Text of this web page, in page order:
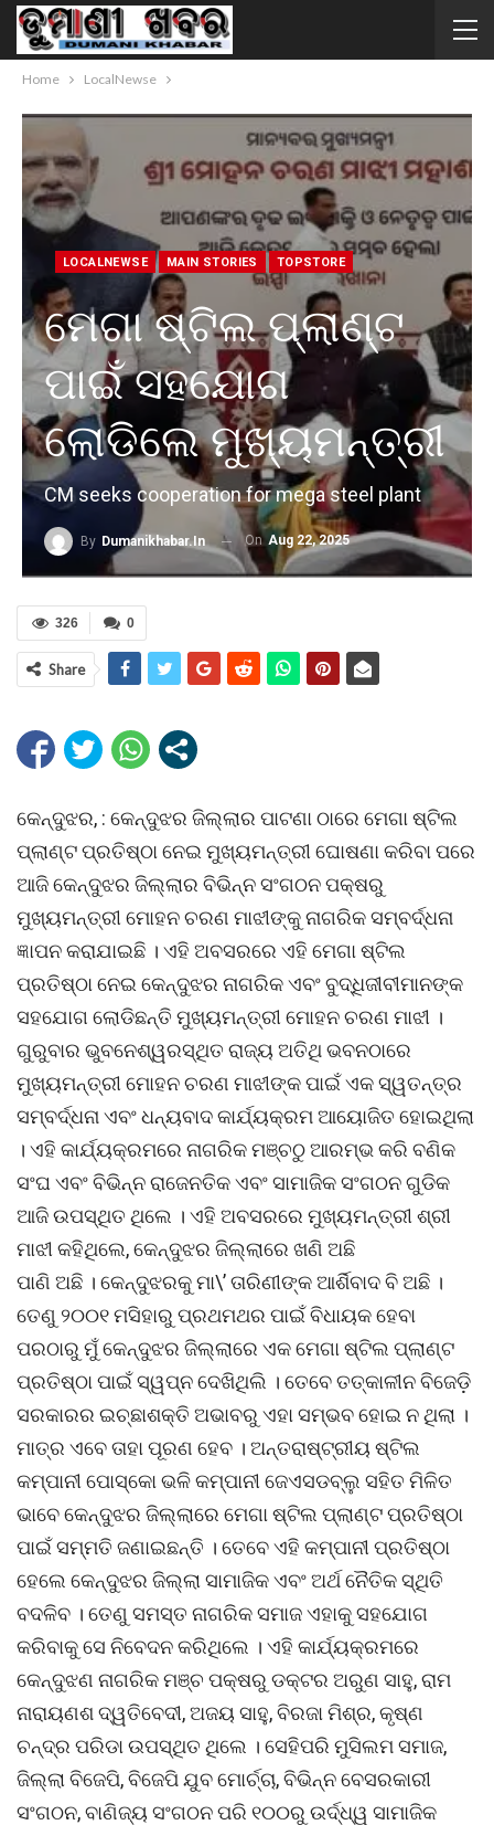
Home LocalNewse
LOCALNEWSE MAIN STORIES TOPSTORE
ମେଗା ଷ୍ଟିଲ ପ୍ଲାଣ୍ଟ
ପାଇଁ ସହଯୋଗ
ଲୋଡିଲେ ମୁଖ୍ୟମନ୍ତ୍ରୀ
CM seeks cooperation for mega steel plant
By Dumanikhabar.in On Aug 22, 2025
0
326
Share
କେନ୍ଦୁଝର, : କେନ୍ଦୁଝର ଜିଲ୍ଲାର ପାଟଣା ଠାରେ ମେଗା ଷ୍ଟିଲ
ପ୍ଲାଣ୍ଟ ପ୍ରତିଷ୍ଠା ନେଇ ମୁଖ୍ୟମନ୍ତ୍ରୀ ଘୋଷଣା କରିବା ପରେ
ଆଜି କେନ୍ଦୁଝର ଜିଲ୍ଲାର ବିଭିନ୍ନ ସଂଗଠନ ପକ୍ଷରୁ
ମୁଖ୍ୟମନ୍ତ୍ରୀ ମୋହନ ଚରଣ ମାଝୀଙ୍କୁ ନାଗରିକ ସମ୍ବର୍ଦ୍ଧନା
ଜ୍ଞାପନ କରାଯାଇଛି । ଏହି ଅବସରରେ ଏହି ମେଗା ଷ୍ଟିଲ
ପ୍ରତିଷ୍ଠା ନେଇ କେନ୍ଦୁଝର ନାଗରିକ ଏବଂ ବୁଦ୍ଧିଜୀବୀମାନଙ୍କ
ସହଯୋଗ ଲୋଡିଛନ୍ତି ମୁଖ୍ୟମନ୍ତ୍ରୀ ମୋହନ ଚରଣ ମାଝୀ ।
ଗୁରୁବାର ଭୁବନେଶ୍ୱରସ୍ଥିତ ରାଜ୍ୟ ଅତିଥି ଭବନଠାରେ
ମୁଖ୍ୟମନ୍ତ୍ରୀ ମୋହନ ଚରଣ ମାଝୀଙ୍କ ପାଇଁ ଏକ ସ୍ୱତନ୍ତ୍ର
ସମ୍ବର୍ଦ୍ଧନା ଏବଂ ଧନ୍ୟବାଦ କାର୍ଯ୍ୟକ୍ରମ ଆୟୋଜିତ ହୋଇଥିଲା
। ଏହି କାର୍ଯ୍ୟକ୍ରମରେ ନାଗରିକ ମଞ୍ଚଠୁ ଆରମ୍ଭ କରି ବଣିକ
ସଂଘ ଏବଂ ବିଭିନ୍ନ ରାଜେନତିକ ଏବଂ ସାମାଜିକ ସଂଗଠନ ଗୁଡିକ
ଆଜି ଉପସ୍ଥିତ ଥିଲେ । ଏହି ଅବସରରେ ମୁଖ୍ୟମନ୍ତ୍ରୀ ଶ୍ରୀ
ମାଝୀ କହିଥିଲେ, କେନ୍ଦୁଝର ଜିଲ୍ଲାରେ ଖଣି ଅଛି
ପାଣି ଅଛି । କେନ୍ଦୁଝରକୁ ମା\’ ତାରିଣୀଙ୍କ ଆର୍ଶିବାଦ ବି ଅଛି ।
ତେଣୁ ୨୦୦୧ ମସିହାରୁ ପ୍ରଥମଥର ପାଇଁ ବିଧାୟକ ହେବା
ପରଠାରୁ ମୁଁ କେନ୍ଦୁଝର ଜିଲ୍ଲାରେ ଏକ ମେଗା ଷ୍ଟିଲ ପ୍ଲାଣ୍ଟ
ପ୍ରତିଷ୍ଠା ପାଇଁ ସ୍ୱପ୍ନ ଦେଖିଥିଲି । ତେବେ ତତ୍‌କାଳୀନ ବିଜେଡ଼ି
ସରକାରର ଇଚ୍ଛାଶକ୍ତି ଅଭାବରୁ ଏହା ସମ୍ଭବ ହୋଇ ନ ଥିଲା ।
ମାତ୍ର ଏବେ ତାହା ପୂରଣ ହେବ । ଅନ୍ତରାଷ୍ଟ୍ରୀୟ ଷ୍ଟିଲ
କମ୍ପାନୀ ପୋସ୍କୋ ଭଳି କମ୍ପାନୀ ଜେଏସଡବ୍ଲୁ ସହିତ ମିଳିତ
ଭାବେ କେନ୍ଦୁଝର ଜିଲ୍ଲାରେ ମେଗା ଷ୍ଟିଲ ପ୍ଲାଣ୍ଟ ପ୍ରତିଷ୍ଠା
ପାଇଁ ସମ୍ମତି ଜଣାଇଛନ୍ତି । ତେବେ ଏହି କମ୍ପାନୀ ପ୍ରତିଷ୍ଠା
ହେଲେ କେନ୍ଦୁଝର ଜିଲ୍ଲା ସାମାଜିକ ଏବଂ ଅର୍ଥ ନୈତିକ ସ୍ଥିତି
ବଦଳିବ । ତେଣୁ ସମସ୍ତ ନାଗରିକ ସମାଜ ଏହାକୁ ସହଯୋଗ
କରିବାକୁ ସେ ନିବେଦନ କରିଥିଲେ । ଏହି କାର୍ଯ୍ୟକ୍ରମରେ
କେନ୍ଦୁଝଣ ନାଗରିକ ମଞ୍ଚ ପକ୍ଷରୁ ଡକ୍ଟର ଅରୁଣ ସାହୁ, ରାମ
ନାରାୟଣଶ ଦ୍ୱତିବେଦୀ, ଅଜୟ ସାହୁ, ବିରଜା ମିଶ୍ର, କୃଷ୍ଣ
ଚନ୍ଦ୍ର ପରିଡା ଉପସ୍ଥିତ ଥିଲେ । ସେହିପରି ମୁସିଲମ ସମାଜ,
ଜିଲ୍ଲା ବିଜେପି, ବିଜେପି ଯୁବ ମୋର୍ଚ୍ଚା, ବିଭିନ୍ନ ବେସରକାରୀ
ସଂଗଠନ, ବାଣିଜ୍ୟ ସଂଗଠନ ପରି ୧୦୦ରୁ ଉର୍ଦ୍ଧ୍ୱ ସାମାଜିକ